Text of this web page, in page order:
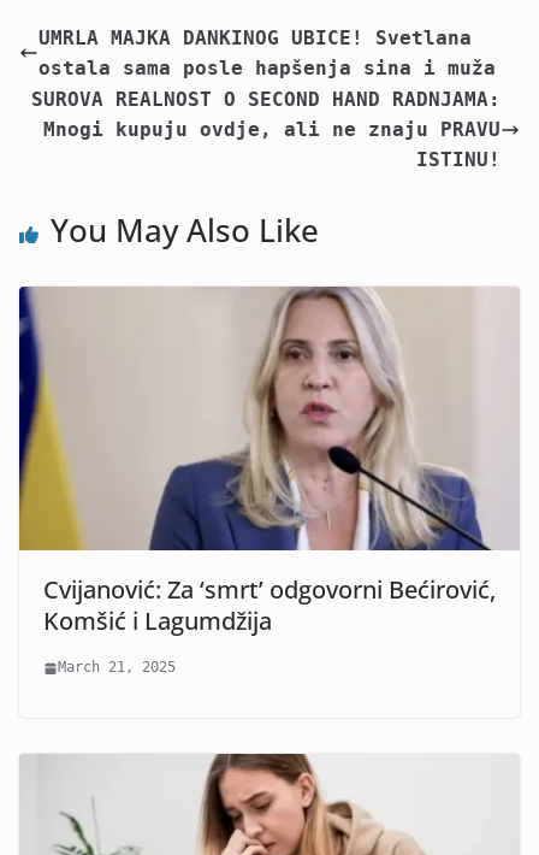
UMRLA MAJKA DANKINOG UBICE! Svetlana
ostala sama posle hapšenja sina i muža
SUROVA REALNOST O SECOND HAND RADNJAMA:
Mnogi kupuju ovdje, ali ne znaju PRAVU
ISTINU!
You May Also Like
Cvijanović: Za ‘smrt’ odgovorni Bećirović,
Komšić i Lagumdžija
March 21, 2025